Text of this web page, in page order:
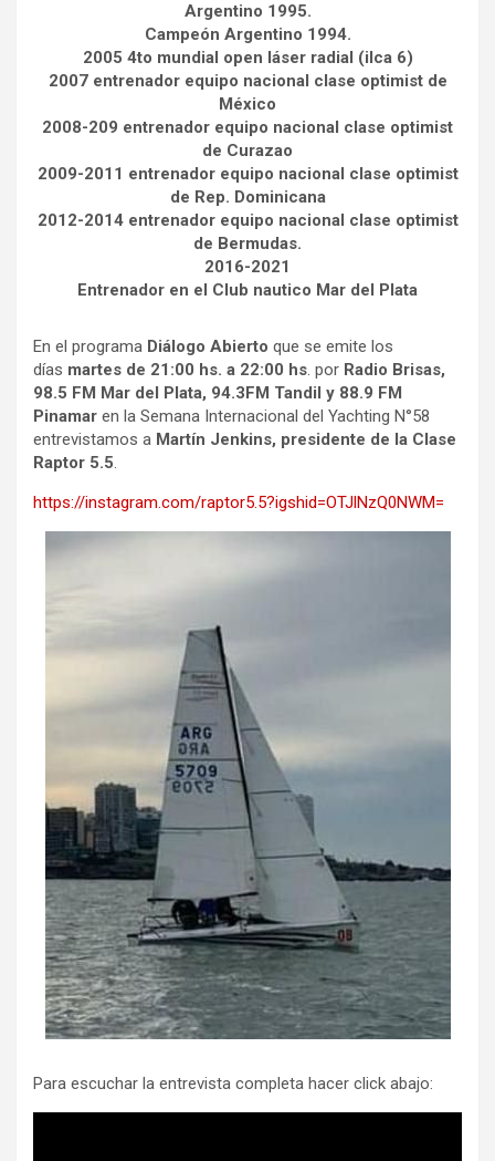
Argentino 1995.
Campeón Argentino 1994.
2005 4to mundial open láser radial (ilca 6)
2007 entrenador equipo nacional clase optimist de
México
2008-209 entrenador equipo nacional clase optimist
de Curazao
2009-2011 entrenador equipo nacional clase optimist
de Rep. Dominicana
2012-2014 entrenador equipo nacional clase optimist
de Bermudas.
2016-2021
Entrenador en el Club nautico Mar del Plata
En el programa Diálogo Abierto que se emite los
días martes de 21:00 hs. a 22:00 hs. por Radio Brisas,
98.5 FM Mar del Plata, 94.3FM Tandil y 88.9 FM
Pinamar en la Semana Internacional del Yachting N°58
entrevistamos a Martín Jenkins, presidente de la Clase
Raptor 5.5.
https://instagram.com/raptor5.5?igshid=OTJlNzQ0NWM=
Para escuchar la entrevista completa hacer click abajo: